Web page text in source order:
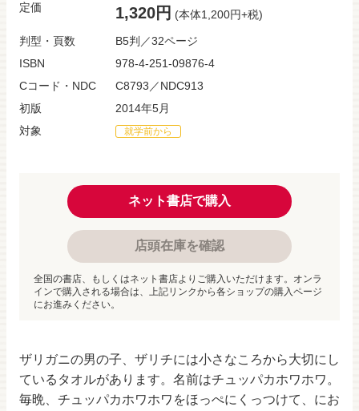
ザリガニの男の子、ザリチには小さなころから大切にし
ているタオルがあります。名前はチュッパカホワホワ。
毎晩、チュッパカホワホワをほっぺにくっつけて、にお
定価 1,320円 (本体1,200円+税)
判型・頁数
B5判／32ページ
ISBN
978-4-251-09876-4
Cコード・NDC
C8793／NDC913
初版
2014年5月
対象
就学前から
ネット書店で購入
店頭在庫を確認
全国の書店、もしくはネット書店よりご購入いただけます。オンラ
インで購入される場合は、上記リンクから各ショップの購入ページ
にお進みください。